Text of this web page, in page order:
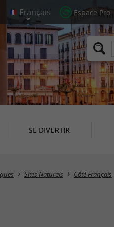
Espace Pro
SE DIVERTIR
Sites Naturels Côté Français